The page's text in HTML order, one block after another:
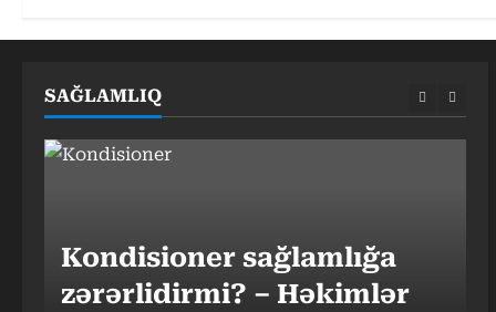
i
n
g
SAĞLAMLIQ
Kondisioner sağlamlığa
zərərlidirmi? – Həkimlər
Azərbaycan TÜRKSOY-un
XVII Opera Günləri Qala